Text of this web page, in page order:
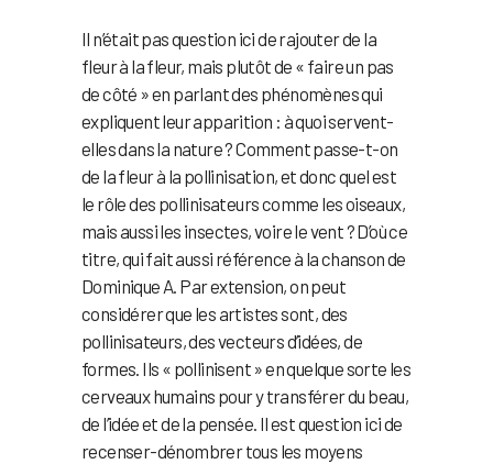
Il n’était pas question ici de rajouter de la
fleur à la fleur, mais plutôt de « faire un pas
de côté » en parlant des phénomènes qui
expliquent leur apparition : à quoi servent-
elles dans la nature ? Comment passe-t-on
de la fleur à la pollinisation, et donc quel est
le rôle des pollinisateurs comme les oiseaux,
mais aussi les insectes, voire le vent ? D’où ce
titre, qui fait aussi référence à la chanson de
Dominique A. Par extension, on peut
considérer que les artistes sont, des
pollinisateurs, des vecteurs d’idées, de
formes. Ils « pollinisent » en quelque sorte les
cerveaux humains pour y transférer du beau,
de l’idée et de la pensée. Il est question ici de
recenser-dénombrer tous les moyens